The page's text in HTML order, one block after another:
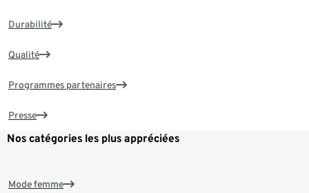
Durabilité
Qualité
Programmes partenaires
Presse
Nos catégories les plus appréciées
Mode femme